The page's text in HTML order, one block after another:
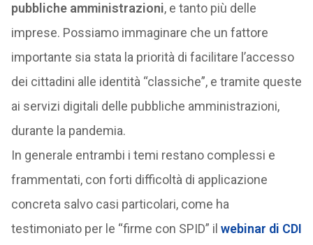
pubbliche amministrazioni, e tanto più delle
imprese. Possiamo immaginare che un fattore
importante sia stata la priorità di facilitare l’accesso
dei cittadini alle identità “classiche”, e tramite queste
ai servizi digitali delle pubbliche amministrazioni,
durante la pandemia.
In generale entrambi i temi restano complessi e
frammentati, con forti difficoltà di applicazione
concreta salvo casi particolari, come ha
testimoniato per le “firme con SPID” il webinar di CDI